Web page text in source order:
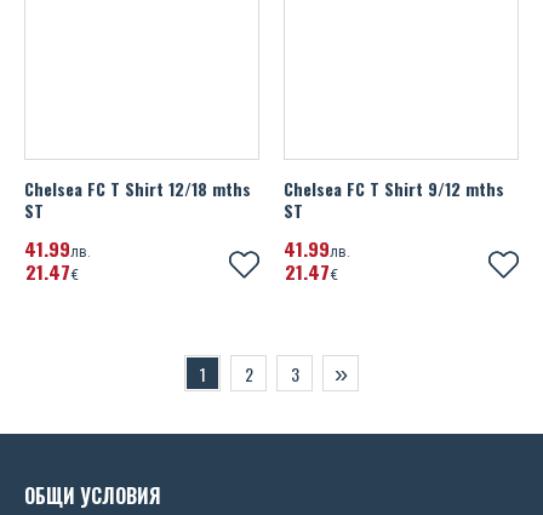
Chelsea FC T Shirt 12/18 mths
ST
41 99лв.
21 47€
Chelsea FC T Shirt 9/12 mths
ST
41 99лв.
21 47€
1 2 3 »
ОБЩИ УСЛОВИЯ